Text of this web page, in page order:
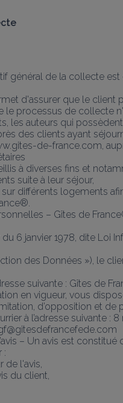
général de la collecte
d'assurer que le
le processus de collecte
les auteurs qui
des clients ayant
de-france.com,
à diverses fins et
suite à leur séjour,
différents logements
– Gîtes de
6 janvier 1978, dite
des Données »), le
suivante : Gîtes de
en vigueur, vous
d’opposition et
à l’adresse suivante : 8
– Un avis est
:
de l'avis,
du client,